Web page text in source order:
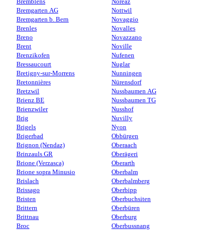
Bremgarten AG
Bremgarten b. Bern
Brenles
Breno
Brent
Brenzikofen
Bressaucourt
Bretigny-sur-Morrens
Bretonnières
Bretzwil
Brienz BE
Brienzwiler
Brig
Brigels
Brigerbad
Brignon (Nendaz)
Brinzauls GR
Brione (Verzasca)
Brione sopra Minusio
Brislach
Brissago
Bristen
Brittern
Brittnau
Broc
Nottwil
Novaggio
Novalles
Novazzano
Noville
Nufenen
Nuglar
Nunningen
Nürensdorf
Nussbaumen AG
Nussbaumen TG
Nusshof
Nuvilly
Nyon
Obbürgen
Oberaach
Oberägeri
Oberarth
Oberbalm
Oberbalmberg
Oberbipp
Oberbuchsiten
Oberbüren
Oberburg
Oberbussnang